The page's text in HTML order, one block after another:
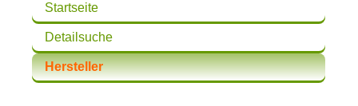
Startseite
Detailsuche
Hersteller